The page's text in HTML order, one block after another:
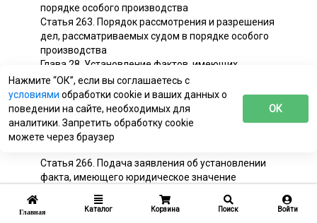
Главная Каталог Корзина Поиск Войти
порядке особого производства
Статья 263. Порядок рассмотрения и разрешения
дел, рассматриваемых судом в порядке особого
производства
Глава 28. Установление фактов, имеющих
юридическое значение
Статья 264. Дела об установлении фактов,
имеющих юридическое значение
Статья 265. Условия, необходимые для
установления фактов, имеющих юридическое
Статья 266. Подача заявления об установлении
факта, имеющего юридическое значение
установлении факта, имеющего юридическое
Нажмите “ОК”, если вы соглашаетесь с
условиями обработки cookie и ваших данных о
поведении на сайте, необходимых для
аналитики. Запретить обработку cookie
можете через браузер
ОК